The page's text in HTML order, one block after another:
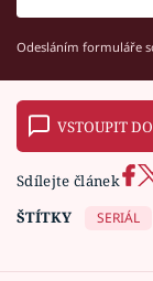
Odesláním formuláře
VSTOUPIT
Sdílejte článek
ŠTÍTKY
SERIÁL